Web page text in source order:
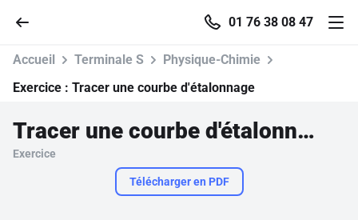
01 76 38 08 47
Accueil
Accueil Terminale S
Physique-Chimie
Exercice : Tracer une courbe d'étalonnage
Tracer une courbe d'étalonnage
Exercice
Télécharger en PDF